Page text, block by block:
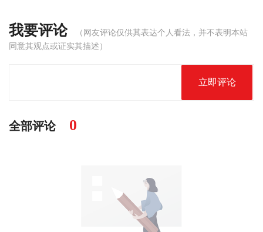
我要评论
（网友评论仅供其表达个人看法，并不表明本站
同意其观点或证实其描述）
立即评论
全部评论 0